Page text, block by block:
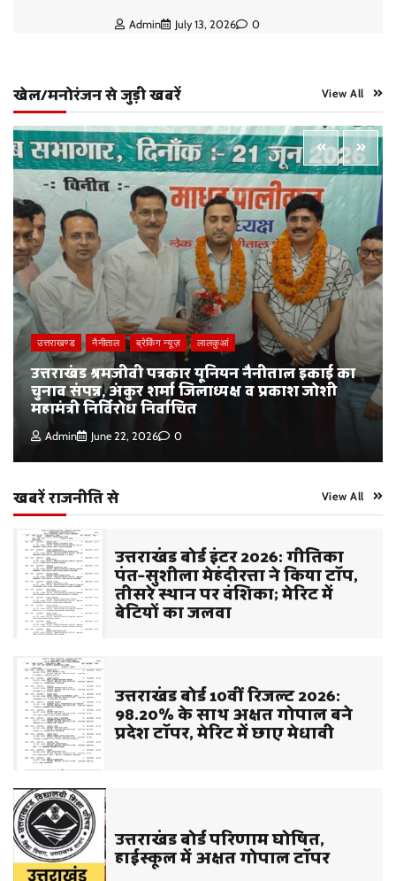
Admin July 13, 2026 0
खेल/मनोरंजन से जुड़ी खबरें View All
उत्तराखण्ड नैनीताल ब्रेकिंग न्यूज़ लालकुआं
उत्तराखंड श्रमजीवी पत्रकार यूनियन नैनीताल इकाई का
चुनाव संपन्न, अंकुर शर्मा जिलाध्यक्ष व प्रकाश जोशी
महामंत्री निर्विरोध निर्वाचित
Admin June 22, 2026 0
खबरें राजनीति से View All
उत्तराखंड बोर्ड इंटर 2026: गीतिका
पंत–सुशीला मेहंदीरत्ता ने किया टॉप,
तीसरे स्थान पर वंशिका; मेरिट में
बेटियों का जलवा
उत्तराखंड बोर्ड 10वीं रिजल्ट 2026:
98.20% के साथ अक्षत गोपाल बने
प्रदेश टॉपर, मेरिट में छाए मेधावी
उत्तराखंड बोर्ड परिणाम घोषित,
हाईस्कूल में अक्षत गोपाल टॉपर